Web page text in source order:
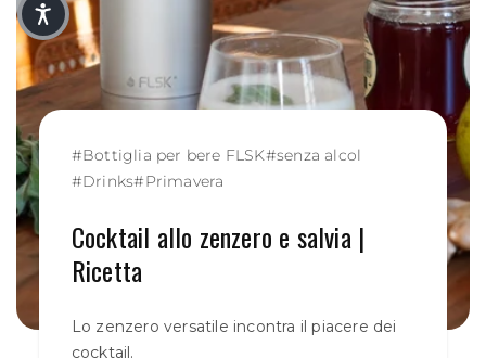
#senza alcol
#Drinks
#Bottiglia per bere FLSK
#Primavera
Cocktail allo zenzero e salvia |
Ricetta
Lo zenzero versatile incontra il piacere dei
cocktail.